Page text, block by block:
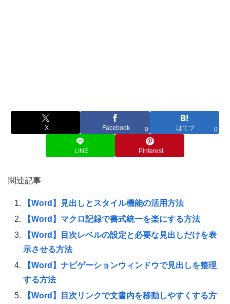
X Facebook 0 はてブ 0
LINE Pinterest
関連記事
【Word】見出しとスタイル機能の活用方法
【Word】マクロ記録で書式統一を楽にする方法
【Word】目次レベルの設定と必要な見出しだけを表
示させる方法
【Word】ナビゲーションウィンドウで見出しを整理
する方法
【Word】目次リンクで文書内を移動しやすくする方